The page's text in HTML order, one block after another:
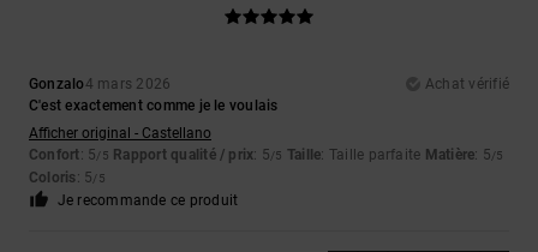
Gonzalo4 mars 2026
Achat vérifié
C'est exactement comme je le voulais
Afficher original - Castellano
Confort: 5/5 Rapport qualité / prix: 5/5 Taille: Taille parfaite Matière: 5/5
Coloris: 5/5
Je recommande ce produit